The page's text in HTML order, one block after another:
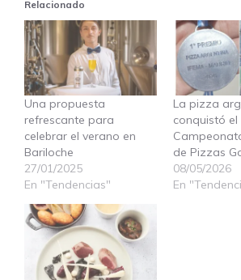
Relacionado
Una propuesta
refrescante para
celebrar el verano en
Bariloche
27/01/2025
En "Tendencias"
La pizza
conquistó el
de Pizzas
08/05/2026
En